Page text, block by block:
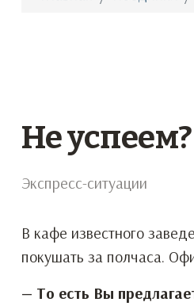
Не успеем?
Экспресс-ситуации
В кафе известного
покушать за полчаса.
— То есть Вы